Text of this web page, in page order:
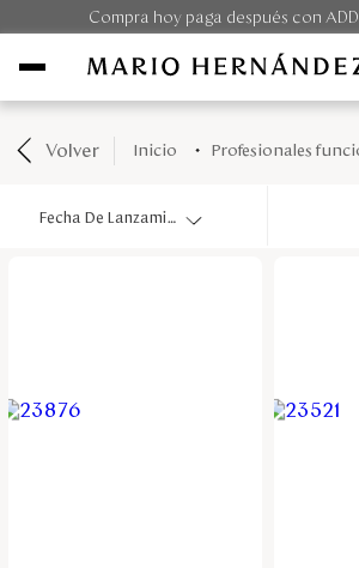
Compra hoy paga después con
Volver profesionales
Fecha De Lanzamiento